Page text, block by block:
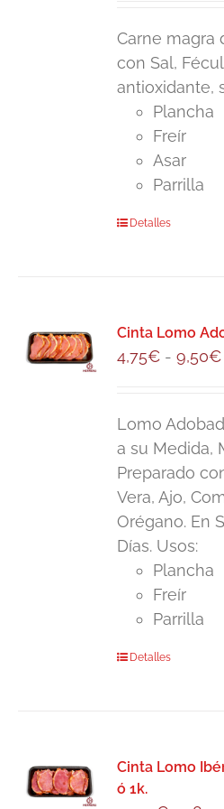
pueden
elegir
en
página
de
producto
Carne magra
con Sal,
antioxidante,
Plancha
Freír
Asar
Parrilla
Este
variantes.
Las
pueden
elegir
en
la
página
de
producto
Detalles
Cinta Lomo
4,75€ - 9,50€
Lomo
a su Medida,
Preparado
Vera, Ajo,
Orégano. En
Días. Usos:
Plancha
Freír
Parrilla
Este
variantes.
Las
Detalles
Cinta Lomo
ó 1k.